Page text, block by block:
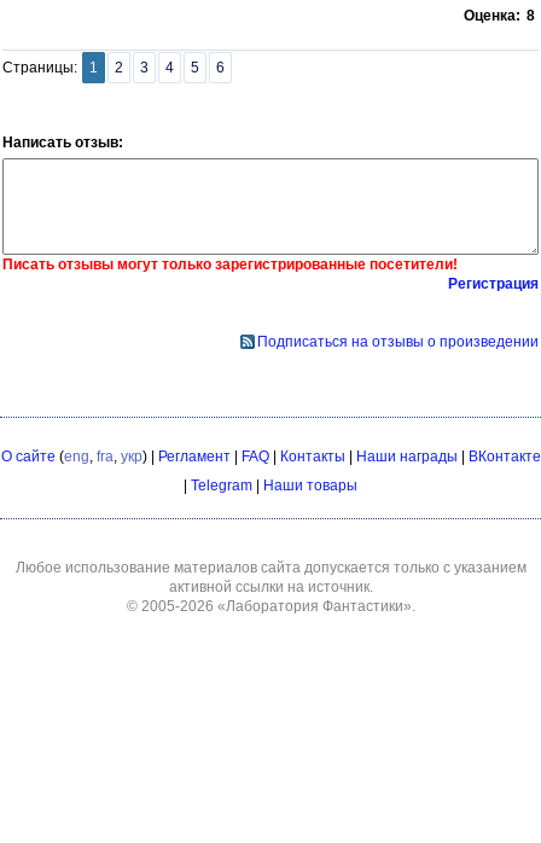
Оценка: 8
Страницы: 1 2 3 4 5 6
Написать отзыв:
Писать отзывы могут только зарегистрированные посетители!
Регистрация
Подписаться на отзывы о произведении
О сайте (eng, fra, укр) | Регламент| FAQ| Контакты Наши награды
ВКонтакте
Telegram Наши товары
Любое использование материалов сайта допускается только с указанием
активной ссылки на источник.
© 2005-2026 «Лаборатория Фантастики».